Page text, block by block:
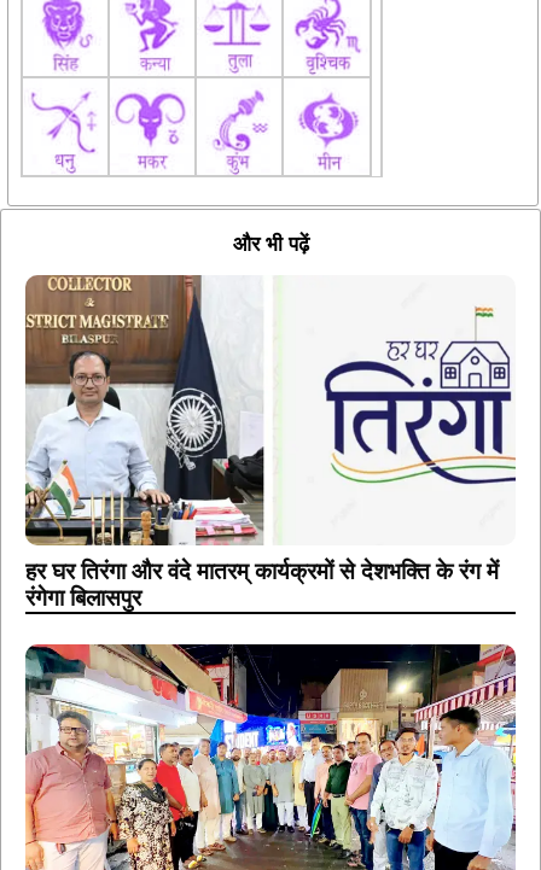
और भी पढ़ें
हर घर तिरंगा और वंदे मातरम् कार्यक्रमों से देशभक्ति के रंग में
रंगेगा बिलासपुर